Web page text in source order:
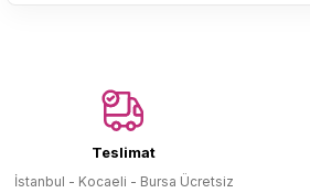
Teslimat
İstanbul - Kocaeli - Bursa Ücretsiz